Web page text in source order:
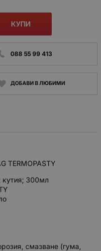
КУПИ
088 55 99 413
ДОБАВИ В ЛЮБИМИ
TERMOPASTY
кутия; 300мл
смазване (гума,